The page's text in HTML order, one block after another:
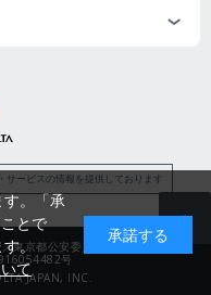
ービスの情報を提供しております
東京都公安委員会
号
JAPAN, INC.
。「承
とで
す。
て
承諾する